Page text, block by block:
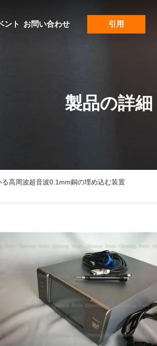
ント お問い合わせ 引用
製品の詳細
高周波超音波0.1mm銅の埋め込む装置